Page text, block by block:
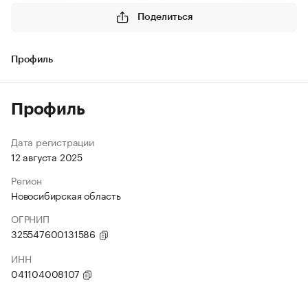
Поделиться
Профиль
Профиль
Дата регистрации
12 августа 2025
Регион
Новосибирская область
ОГРНИП
325547600131586
ИНН
041104008107